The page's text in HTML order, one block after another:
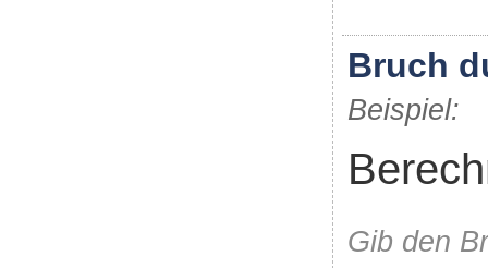
Bruch
Beispiel:
Gib den